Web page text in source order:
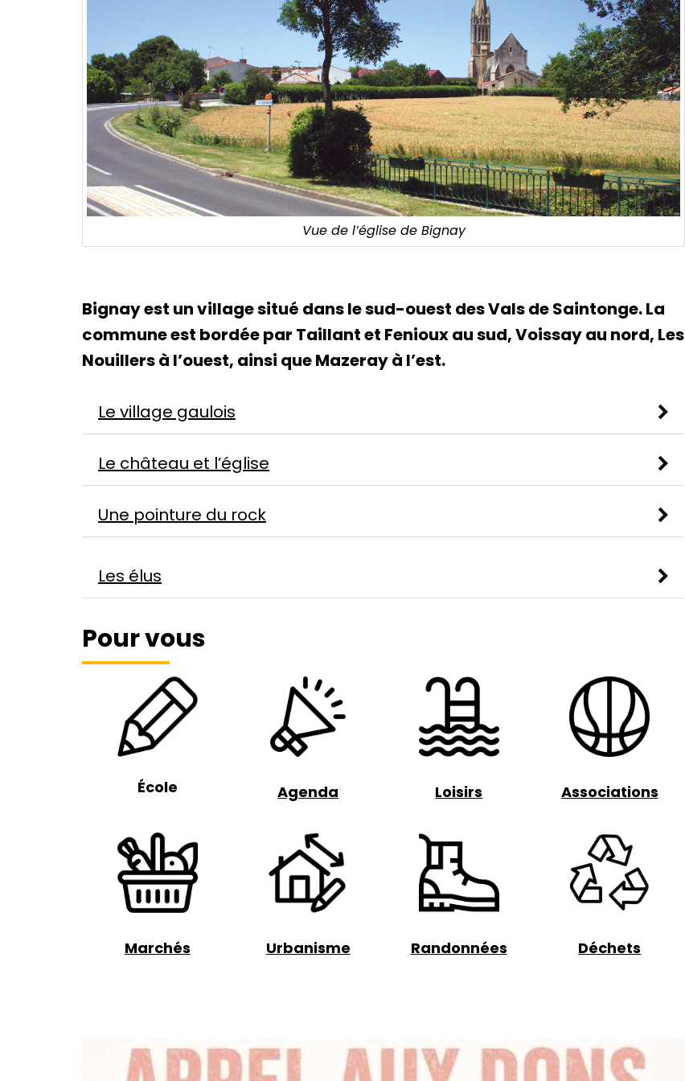
Vue de l’église de Bignay
Bignay est un village situé dans le sud-ouest des Vals de Saintonge. La
commune est bordée par Taillant et Fenioux au sud, Voissay au nord, Les
Nouillers à l’ouest, ainsi que Mazeray à l’est.
Le village gaulois
Le château et l’église
Une pointure du rock
Les élus
Pour vous
École Agenda Loisirs Associations
Marchés Urbanisme Randonnées Déchets